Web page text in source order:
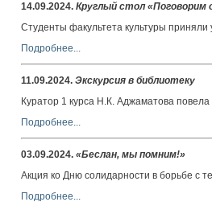
14.09.2024. Круглый стол «Поговорим
Студенты факультета культуры приняли
Подробнее...
11.09.2024. Экскурсия в библиотеку
Куратор 1 курса Н.К. Аджаматова
Подробнее...
03.09.2024. «Беслан, мы помним!»
Акция ко Дню солидарности в борьбе с
Подробнее...